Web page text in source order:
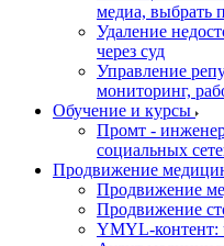
медиа, выбрать
Удаление
через суд
Управление
мониторинг,
Обучение и курсы
Промт -
социальных
Продвижение
Продвижение
Продвижение
YMYL-контент: